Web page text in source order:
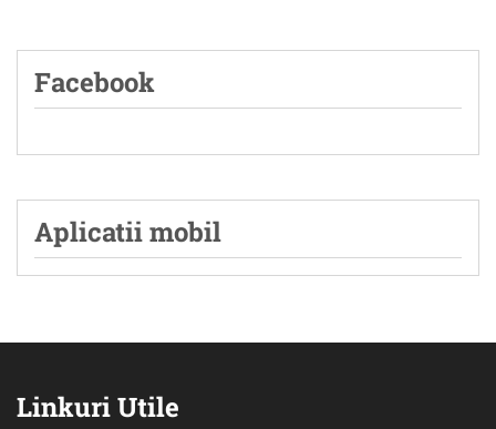
Facebook
Aplicatii mobil
Linkuri Utile